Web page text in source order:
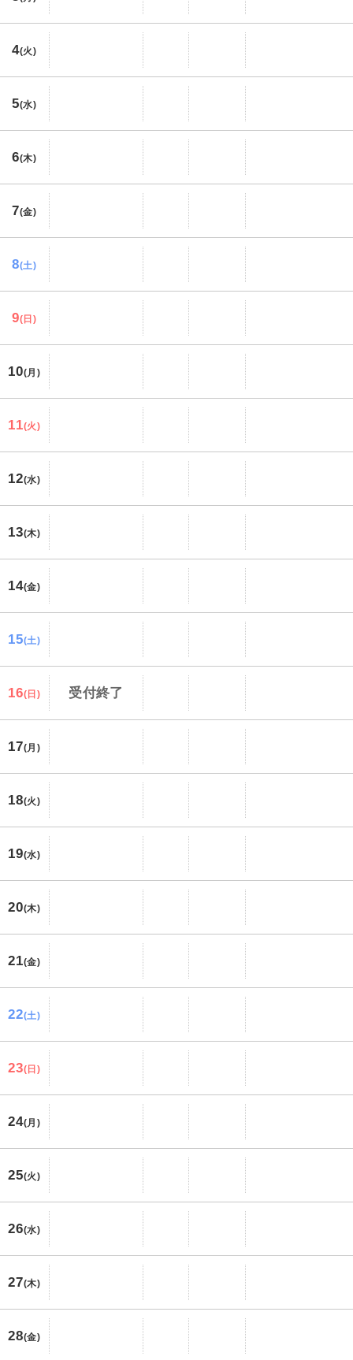
4(火)
5(水)
6(木)
7(金)
8(土)
9(日)
10(月)
11(火)
12(水)
13(木)
14(金)
15(土)
16(日) 受付終了
17(月)
18(火)
19(水)
20(木)
21(金)
22(土)
23(日)
24(月)
25(火)
26(水)
27(木)
28(金)